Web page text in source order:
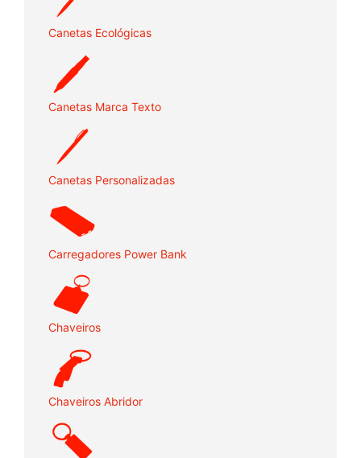
Canetas Ecológicas
Canetas Marca Texto
Canetas Personalizadas
Carregadores Power Bank
Chaveiros
Chaveiros Abridor